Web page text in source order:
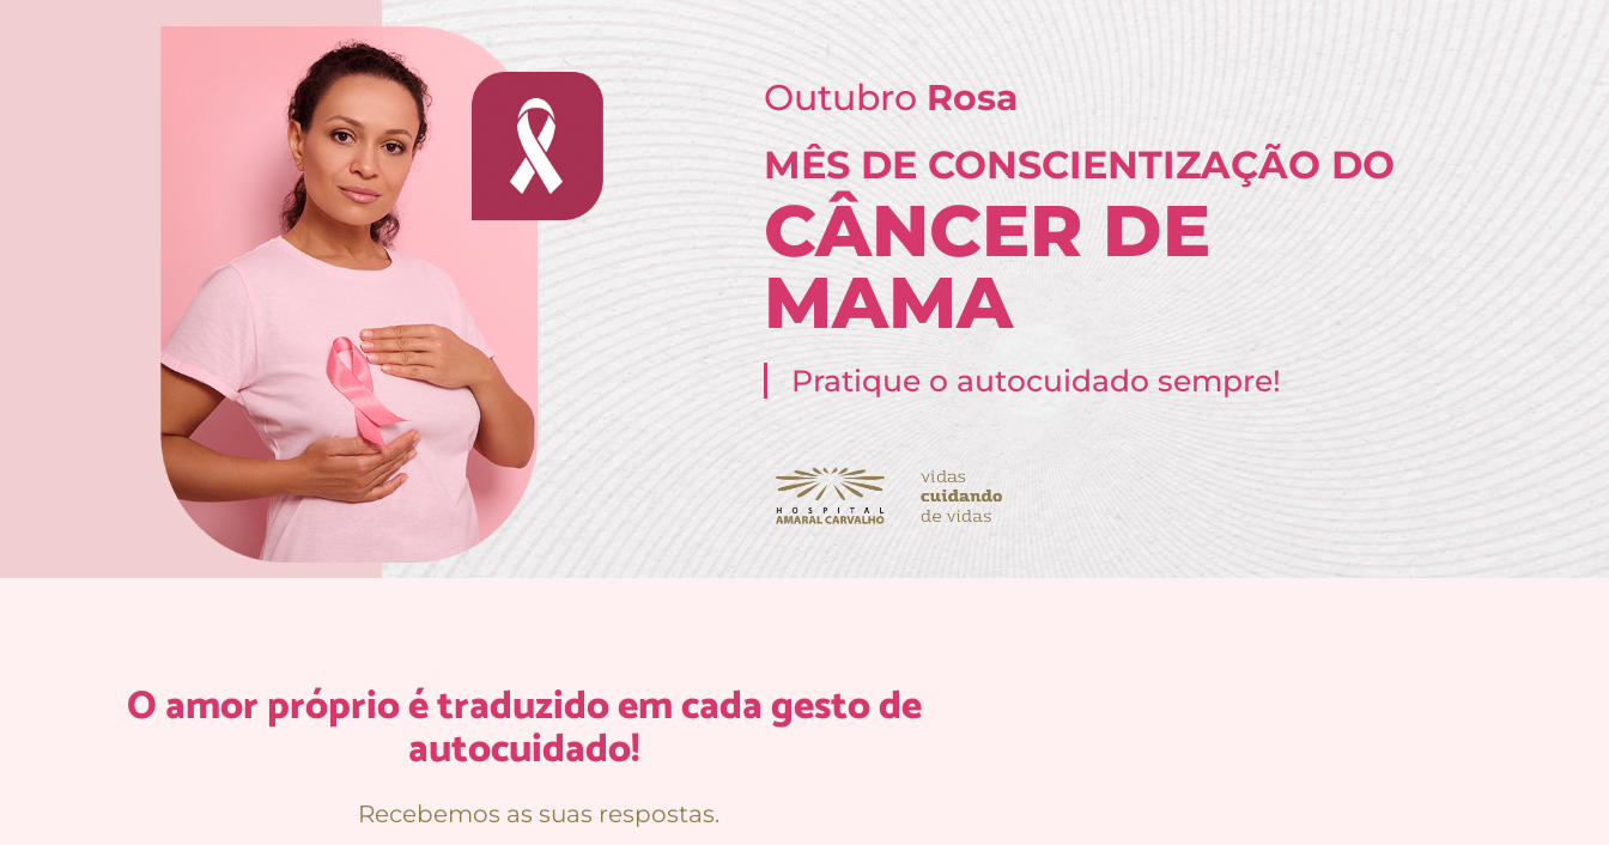
Outubro Rosa
MÊS DE CONSCIENTIZAÇÃO DO
CÂNCER DE
MAMA
Pratique o autocuidado sempre!
O amor próprio é traduzido em cada gesto de
autocuidado!
Recebemos as suas respostas.